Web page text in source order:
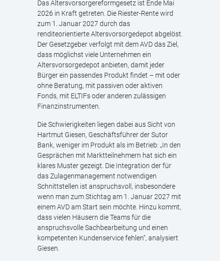
Das Altersvorsorgereformgesetz ist Ende Mai
2026 in Kraft getreten. Die Riester-Rente wird
zum 1. Januar 2027 durch das
renditeorientierte Altersvorsorgedepot abgelöst.
Der Gesetzgeber verfolgt mit dem AVD das Ziel,
dass möglichst viele Unternehmen ein
Altersvorsorgedepot anbieten, damit jeder
Bürger ein passendes Produkt findet – mit oder
ohne Beratung, mit passiven oder aktiven
Fonds, mit ELTIFs oder anderen zulässigen
Finanzinstrumenten.
Die Schwierigkeiten liegen dabei aus Sicht von
Hartmut Giesen, Geschäftsführer der Sutor
Bank, weniger im Produkt als im Betrieb: „In den
Gesprächen mit Marktteilnehmern hat sich ein
klares Muster gezeigt. Die Integration der für
das Zulagenmanagement notwendigen
Schnittstellen ist anspruchsvoll, insbesondere
wenn man zum Stichtag am 1. Januar 2027 mit
einem AVD am Start sein möchte. Hinzu kommt,
dass vielen Häusern die Teams für die
anspruchsvolle Sachbearbeitung und einen
kompetenten Kundenservice fehlen“, analysiert
Giesen.